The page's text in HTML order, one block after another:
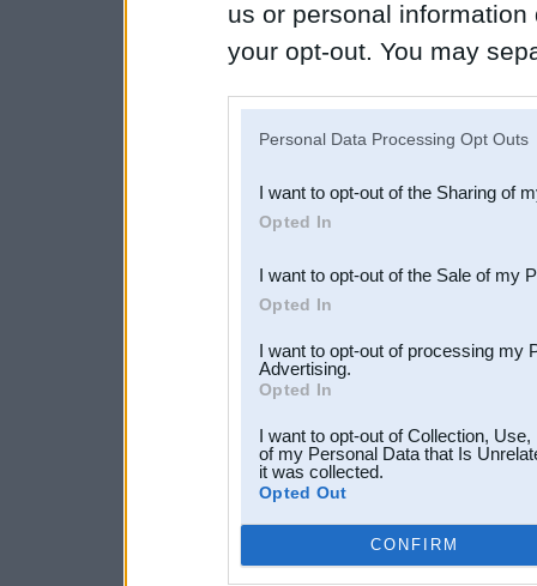
us or personal
your opt-out. You may
Downstream Participants
third parties.
Personal Data Processing Opt Outs
I want to opt-out of the Sharing of
Opted In
I want to opt-out of the Sale of my
Opted In
I want to opt-out of processing my
Advertising.
Opted In
I want to opt-out of Collection,
of my Personal Data that Is
it was collected.
Opted Out
CONFIRM